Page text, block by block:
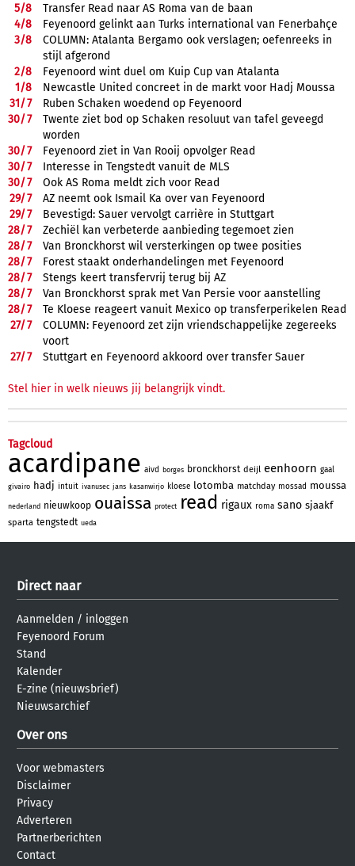
5/8
Transfer Read naar AS Roma van de baan
4/8
Feyenoord gelinkt aan Turks international van Fenerbahçe
3/8
COLUMN: Atalanta Bergamo ook verslagen; oefenreeks in
stijl afgerond
2/8
Feyenoord wint duel om Kuip Cup van Atalanta
1/8
Newcastle United concreet in de markt voor Hadj Moussa
31/7
Ruben Schaken woedend op Feyenoord
30/7
Twente ziet bod op Schaken resoluut van tafel geveegd
worden
30/7
Feyenoord ziet in Van Rooij opvolger Read
30/7
Interesse in Tengstedt vanuit de MLS
30/7
Ook AS Roma meldt zich voor Read
29/7
AZ neemt ook Ismail Ka over van Feyenoord
29/7
Bevestigd: Sauer vervolgt carrière in Stuttgart
28/7
Zechiël kan verbeterde aanbieding tegemoet zien
28/7
Van Bronckhorst wil versterkingen op twee posities
28/7
Forest staakt onderhandelingen met Feyenoord
28/7
Stengs keert transfervrij terug bij AZ
28/7
Van Bronckhorst sprak met Van Persie voor aanstelling
28/7
Te Kloese reageert vanuit Mexico op transferperikelen Read
27/7
COLUMN: Feyenoord zet zijn vriendschappelijke zegereeks
voort
27/7 Stuttgart en Feyenoord akkoord over transfer Sauer
Stel hier in welk nieuws jij belangrijk vindt.
Tagcloud
acardipane aivd borges bronckhorst deijl eenhoorn gaal
givairo hadj intuit ivanusec jans kasanwirjo kloese lotomba matchday mossad moussa
nederland nieuwkoop ouaissa protect read rigaux roma sano sjaakf
sparta tengstedt ueda
Direct naar
Aanmelden / inloggen
Feyenoord Forum
Stand
Kalender
E-zine (nieuwsbrief)
Nieuwsarchief
Over ons
Voor webmasters
Disclaimer
Privacy
Adverteren
Partnerberichten
Contact